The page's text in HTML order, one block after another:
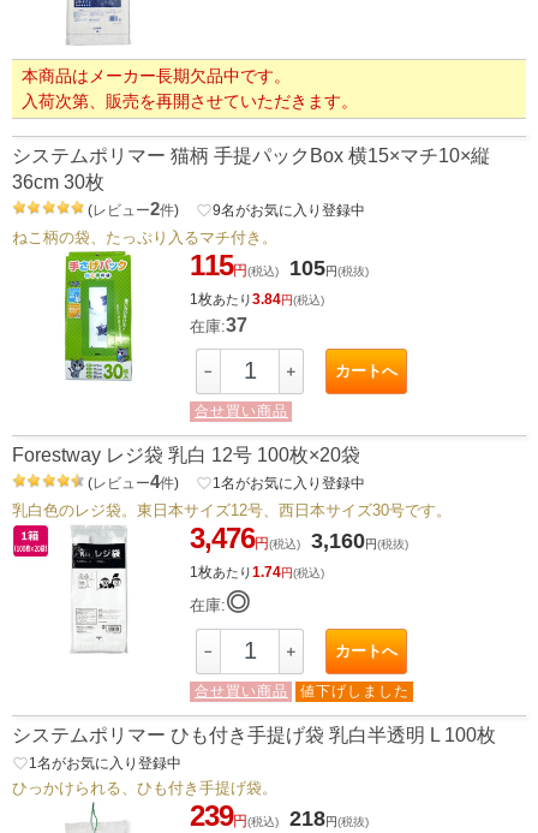
本商品はメーカー長期欠品中です。
入荷次第、販売を再開させていただきます。
システムポリマー 猫柄 手提パックBox 横15×マチ10×縦
36cm 30枚
(レビュー2件) favorite_border9名がお気に入り登録中
ねこ柄の袋、たっぷり入るマチ付き。
115円(税込) 105円(税抜)
1枚あたり3.84円(税込)
在庫:37
－ ＋ カートへ
合せ買い商品
Forestway レジ袋 乳白 12号 100枚×20袋
(レビュー4件) favorite_border1 名がお気に入り登録中
乳白色のレジ袋。東日本サイズ12号、西日本サイズ30号です。
3,476円(税込) 3,160円(税抜)
1枚あたり1.74円(税込)
在庫:◎
－ ＋ カートへ
合せ買い商品 値下げしました
システムポリマー ひも付き手提げ袋 乳白半透明 L 100枚
favorite_border1 名がお気に入り登録中
ひっかけられる、ひも付き手提げ袋。
239円(税込) 218円(税抜)